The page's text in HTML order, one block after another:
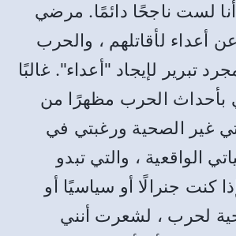
أنا لست ناجحًا دائمًا. مرضي
أعداء لأقاتلهم ، والحرب
تبرير لإيجاد "أعداء". غالبًا
بأحداث الحرب مظهرًا من
غير الصحية ورغبتي في
الواقعية ، والتي تبدو
كنت جنرالًا أو سياسيًا أو
لحرب ، لشعرت أنني